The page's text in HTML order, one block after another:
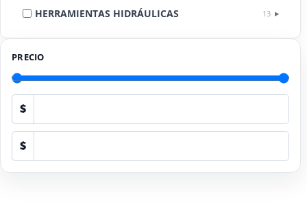
HERRAMIENTAS HIDRÁULICAS 13
PRECIO
$
$